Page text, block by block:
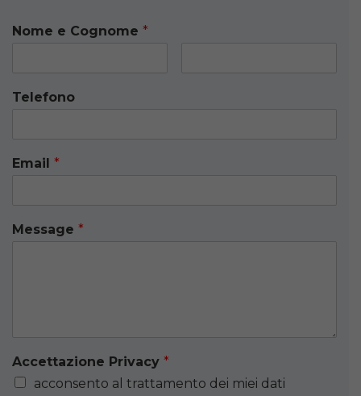
Nome e Cognome *
Telefono
Email *
Message *
Accettazione Privacy *
acconsento al trattamento dei miei dati